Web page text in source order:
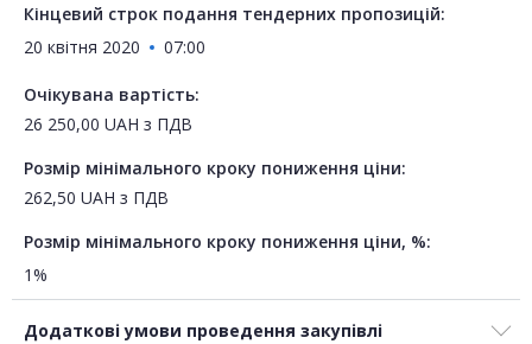
Кінцевий строк подання тендерних пропозицій:
20 квітня 2020
07:00
Очікувана вартість:
26 250,00 UAH з ПДВ
Розмір мінімального кроку пониження ціни:
262,50 UAH з ПДВ
Розмір мінімального кроку пониження ціни, %:
1%
Додаткові умови проведення закупівлі